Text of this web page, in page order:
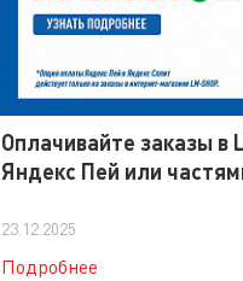
Оплачивайте заказы в
Яндекс Пей или
23.12.2025
Подробнее